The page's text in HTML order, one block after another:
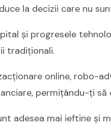
la decizii care nu
și progresele
tradiționali.
online, robo-
permițându-ți
adesea mai ieftine și